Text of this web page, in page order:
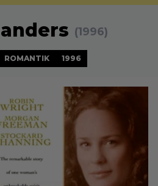
(1996)
ROMANTIK 1996